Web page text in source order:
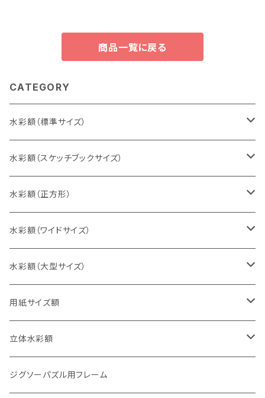
商品一覧に戻る
CATEGORY
水彩額（標準サイズ）
インチ判（203×254ミリ）
八切判（242×303ミリ）
太子判（288×379ミリ）
四切判（348×424ミリ）
大衣判（394×509ミリ）
半切判（424×545ミリ）
三三判（455×606ミリ）
水彩額（スケッチブックサイズ）
スケッチ4Ｆ（352×443ミリ）
スケッチ6Ｆ（458×550ミリ）
スケッチ8Ｆ（520×595ミリ）
スケッチ10Ｆ（595×670ミリ）
水彩額（正方形）
10cm正方形（100×100ミリ）
15cm正方形（150×150ミリ）
20cm正方形（200×200ミリ）
25cm正方形（250×250ミリ）
30cm正方形（300×300ミリ）
水彩額（ワイドサイズ）
15×30cm
20×40cm
25×50cm
30×60cm
水彩額（大型サイズ）
大判（660×850ミリ）
MO判（693×893ミリ）
特全判（780×1050ミリ）
用紙サイズ額
B5判（182×257ミリ）
A4判（210×297ミリ）
立体水彩額
インチ判（203×254ミリ）
ジグソーパズル用フレーム